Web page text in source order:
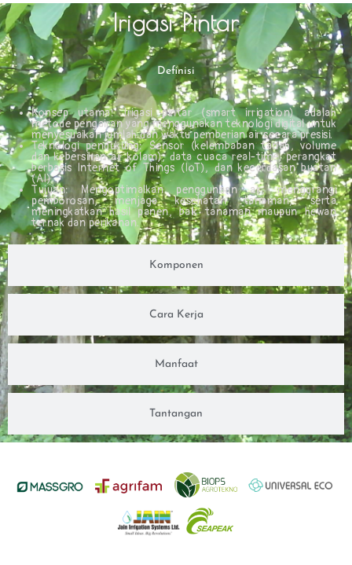
Irigasi Pintar
Definisi
Komponen
Cara Kerja
Manfaat
Tantangan
Konsep utama: Irigasi pintar (smart irrigation) adalah
metode pengairan yang menggunakan teknologi digital untuk
menyesuaikan jumlah dan waktu pemberian air secara presisi.
Teknologi pendukung: Sensor (kelembaban tanah, volume
dan kebersihan air kolam), data cuaca real-time, perangkat
berbasis Internet of Things (IoT), dan kecerdasan buatan
(AI).
Tujuan: Mengoptimalkan penggunaan air, mengurangi
pemborosan, menjaga kesehatan tanaman, serta
meningkatkan hasil panen, baik tanaman maupun hewan
ternak dan perikanan.